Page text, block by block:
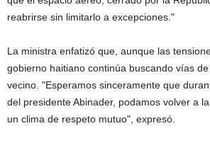
reabrirse sin limitarlo a excepciones."
La ministra enfatizó que, aunque las
gobierno haitiano continúa buscando vías
vecino. "Esperamos sinceramente que
del presidente Abinader, podamos volver a
un clima de respeto mutuo", expresó.